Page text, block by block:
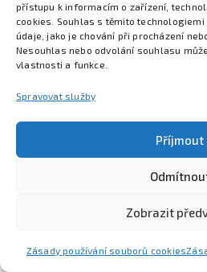
přístupu k informacím o zařízení,
cookies. Souhlas s těmito
údaje, jako je chování při procházení
Nesouhlas nebo odvolání souhlasu
vlastnosti a funkce.
Spravovat služby
Příjmout
Zobrazit
Zásady používání souborů cookies